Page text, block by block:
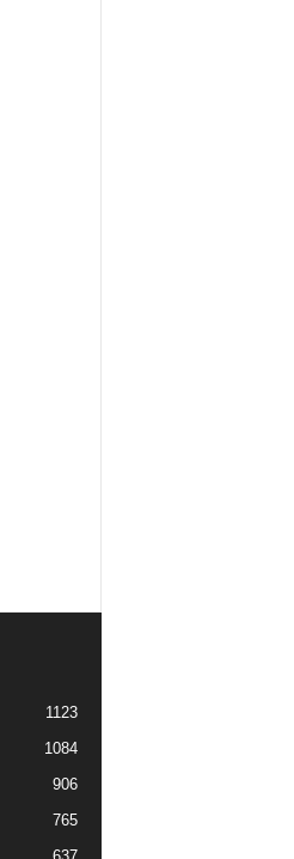
1123
1084
906
765